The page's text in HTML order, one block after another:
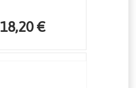
18,20 €